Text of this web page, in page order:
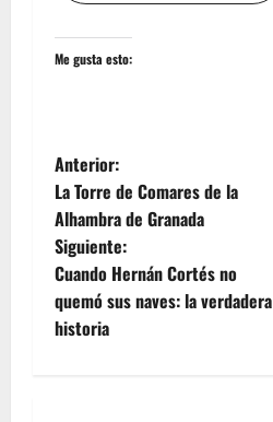
Me gusta esto:
N
a
v
e
Anterior:
La Torre de Comares de la
Alhambra de Granada
Siguiente:
Cuando Hernán Cortés no
quemó sus naves: la verdadera
historia